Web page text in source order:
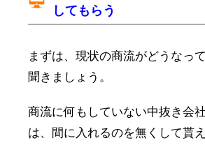
してもらう
まずは、現状の商流がどうなっ
聞きましょう。
商流に何もしていない中抜き会
は、間に入れるのを無くして貰